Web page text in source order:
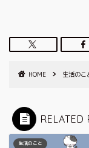
HOME 生活のこ
RELATED
生活のこと